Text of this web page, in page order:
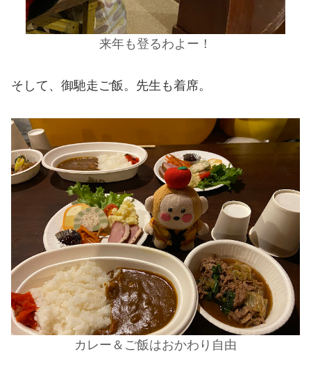
来年も登るわよー！
そして、御馳走ご飯。先生も着席。
カレー＆ご飯はおかわり自由